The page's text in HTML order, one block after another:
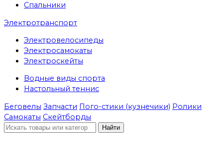
Спальники
Электротранспорт
Электровелосипеды
Электросамокаты
Электроскейты
Водные виды спорта
Настольный теннис
Беговелы Запчасти Пого-стики (кузнечики) Ролики
Самокаты Скейтборды
Найти